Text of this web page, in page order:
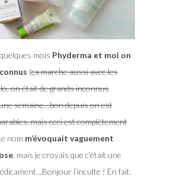
mois Phyderma et moi on
(ça marche aussi avec les
on était de grands inconnus
semaine…bon depuis on est
mais ceci est complètement
nom m’évoquait vaguement
, mais je croyais que c’était une
l’inculte ! En fait,